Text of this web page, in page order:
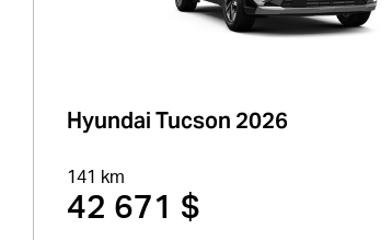
Hyundai Tucson 2026
141 km
42 671 $